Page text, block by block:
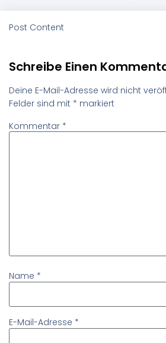
Post Content
Schreibe Einen
Deine E-Mail-Adresse wird nicht
Felder sind mit * markiert
Kommentar *
Name *
E-Mail-Adresse *